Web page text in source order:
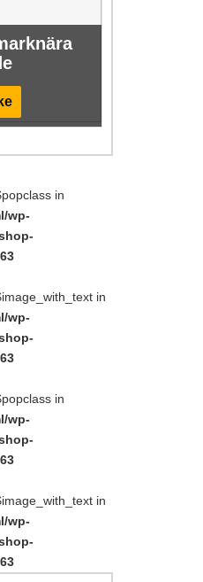
in
wp-
in
wp-
in
wp-
in
wp-